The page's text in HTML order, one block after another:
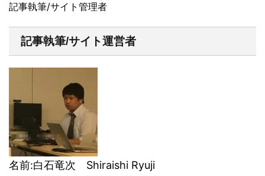
記事執筆/サイト管理者
記事執筆/サイト運営者
名前:白石竜次 Shiraishi Ryuji